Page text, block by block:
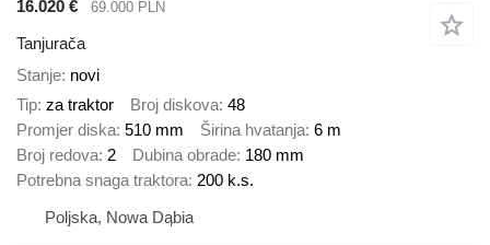
16.020 €
69.000 PLN
Tanjurača
Stanje novi
Tip za traktor Broj diskova 48
Promjer diska 510 mm Širina hvatanja 6 m
Broj redova 2 Dubina obrade 180 mm
Potrebna snaga traktora 200 k.s.
Poljska, Nowa Dąbia